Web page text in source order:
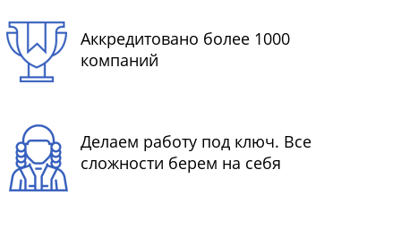
Аккредитовано более 1000
компаний
Делаем работу под ключ. Все
сложности берем на себя